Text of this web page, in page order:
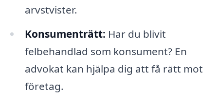
arvstvister.
Konsumenträtt: Har du blivit
felbehandlad som konsument? En
advokat kan hjälpa dig att få rätt mot
företag.